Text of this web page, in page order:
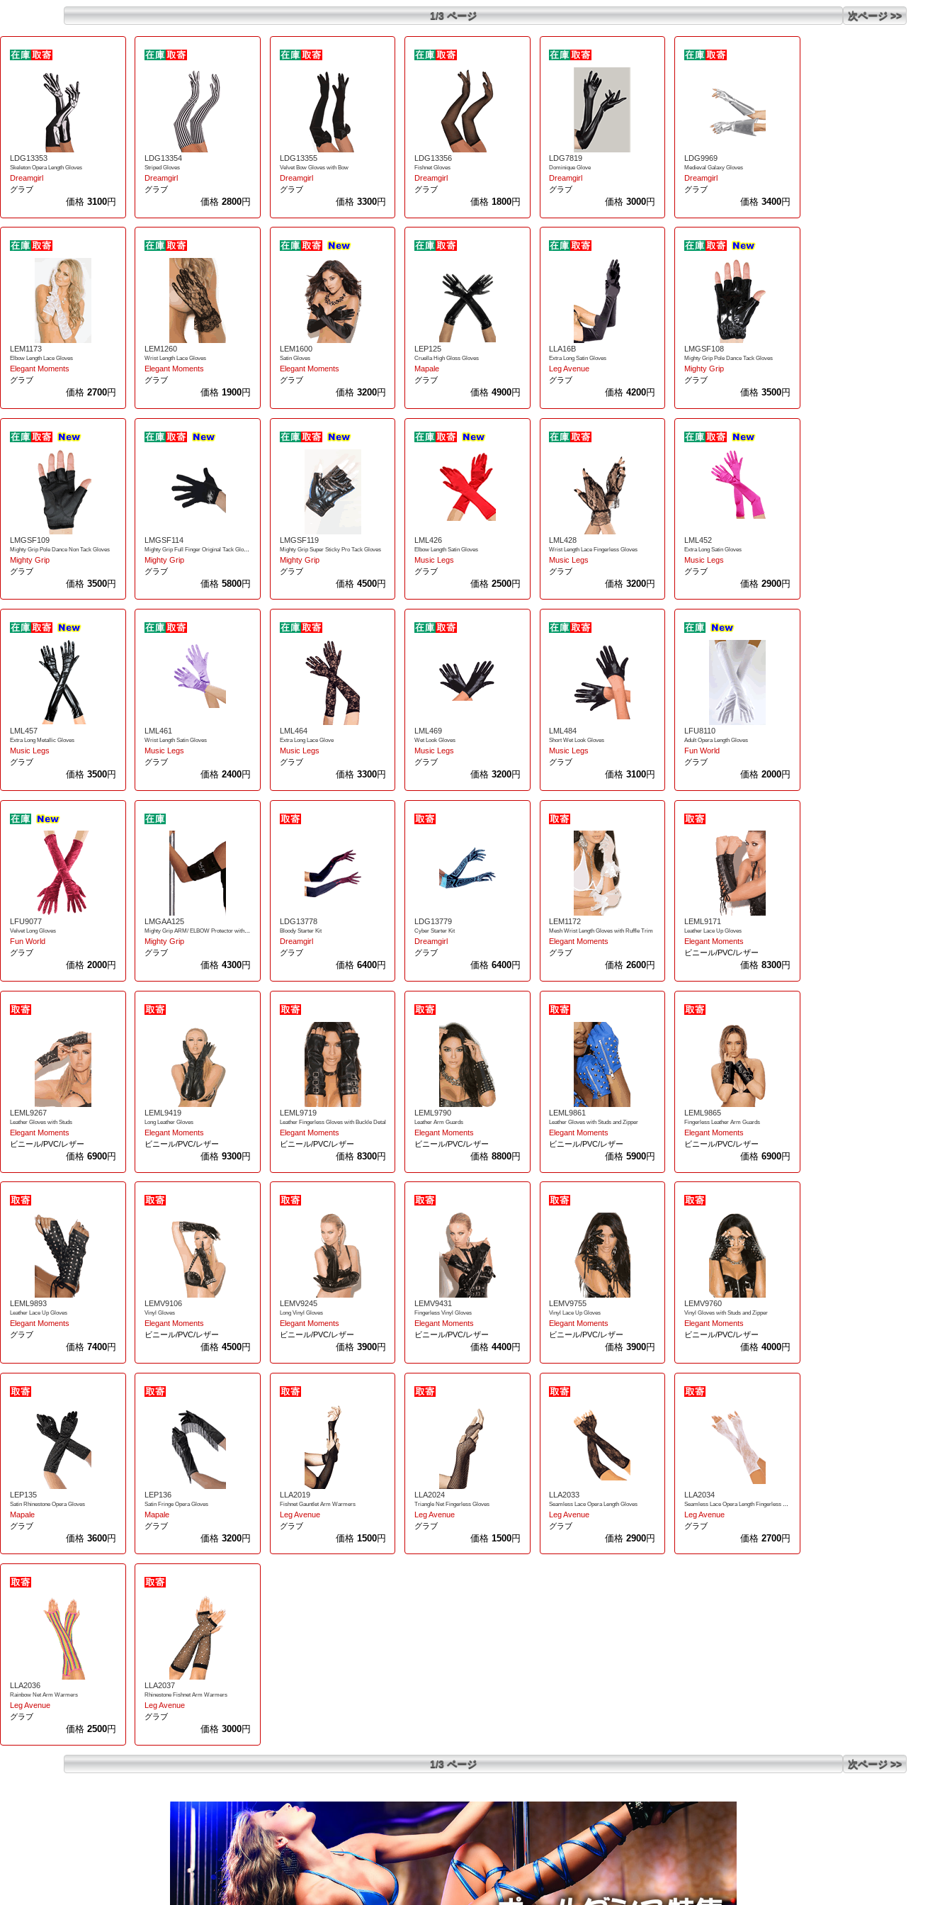
1/3 ページ 次ページ >>
LDG13353
Skeleton Opera Length Gloves
Dreamgirl
グラブ
価格 3100円
LDG13354
Striped Gloves
Dreamgirl
グラブ
価格2800円
LDG13355
Velvet Bow Gloves with Bow
Dreamgirl
グラブ
価格 3300円
LDG13356
Fishnet Gloves
Dreamgirl
グラブ
価格 1800円
LDG7819
Dominique Glove
Dreamgirl
グラブ
価格3000円
LDG9969
Medieval Galaxy Gloves
Dreamgirl
グラブ
価格 3400円
LEM1173
Elbow Length Lace Gloves
Elegant Moments
グラブ
価格 2700円
LEM1260
Wrist Length Lace Gloves
Elegant Moments
グラブ
価格1900円
LEM1600
Satin Gloves
Elegant Moments
グラブ
価格 3200円
LEP125
Cruella High Gloss Gloves
Mapale
グラブ
価格 4900円
LLA16B
Extra Long Satin Gloves
Leg Avenue
グラブ
価格4200円
LMGSF108
Mighty Grip Pole Dance Tack Gloves
Mighty Grip
グラブ
価格 3500円
LMGSF109
Mighty Grip Pole Dance Non Tack Gloves
Mighty Grip
グラブ
価格 3500円
LMGSF114
Mighty Grip
グラブ
価格5800円
LMGSF119
Mighty Grip Super Sticky Pro Tack Gloves
Mighty Grip
グラブ
価格 4500円
LML426
Elbow Length Satin Gloves
Music Legs
グラブ
価格 2500円
LML428
Wrist Length Lace Fingerless Gloves
Music Legs
グラブ
価格3200円
LML452
Extra Long Satin Gloves
Music Legs
グラブ
価格 2900円
LML457
Extra Long Metallic Gloves
Music Legs
グラブ
価格 3500円
LML461
Wrist Length Satin Gloves
Music Legs
グラブ
価格2400円
LML464
Extra Long Lace Glove
Music Legs
グラブ
価格 3300円
LML469
Wet Look Gloves
Music Legs
グラブ
価格 3200円
LML484
Short Wet Look Gloves
Music Legs
グラブ
価格3100円
LFU8110
Adult Opera Length Gloves
Fun World
グラブ
価格 2000円
LFU9077
Velvet Long Gloves
Fun World
グラブ
価格 2000円
LMGAA125
Mighty Grip ARM/ ELBOW Protector with TACK
Mighty Grip
グラブ
価格4300円
LDG13778
Bloody Starter Kit
Dreamgirl
グラブ
価格 6400円
LDG13779
Cyber Starter Kit
Dreamgirl
グラブ
価格 6400円
LEM1172
Mesh Wrist Length Gloves with Ruffle Trim
Elegant Moments
グラブ
価格2600円
LEML9171
Leather Lace Up Gloves
Elegant Moments
ビニール/PVC/レザー
価格 8300円
LEML9267
Leather Gloves with Studs
Elegant Moments
ビニール/PVC/レザー
価格 6900円
LEML9419
Long Leather Gloves
Elegant Moments
ビニール/PVC/レザー
価格9300円
LEML9719
Leather Fingerless Gloves with Buckle Detal
Elegant Moments
ビニール/PVC/レザー
価格 8300円
LEML9790
Leather Arm Guards
Elegant Moments
ビニール/PVC/レザー
価格 8800円
LEML9861
Leather Gloves with Studs and Zipper
Elegant Moments
ビニール/PVC/レザー
価格5900円
LEML9865
Fingerless Leather Arm Guards
Elegant Moments
ビニール/PVC/レザー
価格 6900円
LEML9893
Leather Lace Up Gloves
Elegant Moments
グラブ
価格 7400円
LEMV9106
Vinyl Gloves
Elegant Moments
ビニール/PVC/レザー
価格4500円
LEMV9245
Long Vinyl Gloves
Elegant Moments
ビニール/PVC/レザー
価格 3900円
LEMV9431
Fingerless Vinyl Gloves
Elegant Moments
ビニール/PVC/レザー
価格 4400円
LEMV9755
Vinyl Lace Up Gloves
Elegant Moments
ビニール/PVC/レザー
価格3900円
LEMV9760
Vinyl Gloves with Studs and Zipper
Elegant Moments
ビニール/PVC/レザー
価格 4000円
LEP135
Satin Rhinestone Opera Gloves
Mapale
グラブ
価格 3600円
LEP136
Satin Fringe Opera Gloves
Mapale
グラブ
価格3200円
LLA2019
Fishnet Gauntlet Arm Warmers
Leg Avenue
グラブ
価格 1500円
LLA2024
Triangle Net Fingerless Gloves
Leg Avenue
グラブ
価格 1500円
LLA2033
Seamless Lace Opera Length Gloves
Leg Avenue
グラブ
価格2900円
LLA2034
Leg Avenue
グラブ
価格 2700円
LLA2036
Rainbow Net Arm Warmers
Leg Avenue
グラブ
価格 2500円
LLA2037
Rhinestone Fishnet Arm Warmers
Leg Avenue
グラブ
価格3000円
1/3 ページ 次ページ >>